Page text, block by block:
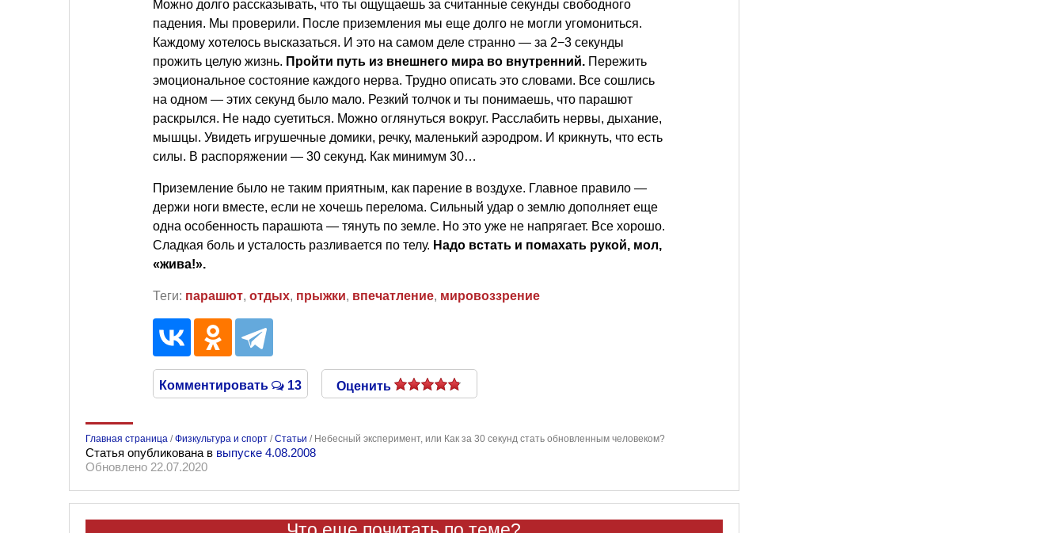
Можно долго рассказывать, что ты ощущаешь за считанные секунды свободного
падения. Мы проверили. После приземления мы еще долго не могли угомониться.
Каждому хотелось высказаться. И это на самом деле странно — за 2−3 секунды
прожить целую жизнь. Пройти путь из внешнего мира во внутренний. Пережить
эмоциональное состояние каждого нерва. Трудно описать это словами. Все сошлись
на одном — этих секунд было мало. Резкий толчок и ты понимаешь, что парашют
раскрылся. Не надо суетиться. Можно оглянуться вокруг. Расслабить нервы, дыхание,
мышцы. Увидеть игрушечные домики, речку, маленький аэродром. И крикнуть, что есть
силы. В распоряжении — 30 секунд. Как минимум 30…
Приземление было не таким приятным, как парение в воздухе. Главное правило —
держи ноги вместе, если не хочешь перелома. Сильный удар о землю дополняет еще
одна особенность парашюта — тянуть по земле. Но это уже не напрягает. Все хорошо.
Сладкая боль и усталость разливается по телу. Надо встать и помахать рукой, мол,
«жива!».
Теги: парашют, отдых, прыжки, впечатление, мировоззрение
Комментировать 13 Оценить
Главная страница /Физкультура и спорт /Статьи / Небесный эксперимент, или Как за 30 секунд стать обновленным человеком?
Статья опубликована в выпуске 4.08.2008
Обновлено 22.07.2020